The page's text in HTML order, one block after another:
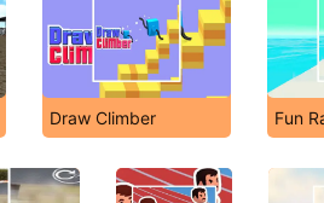
Draw Climber Fun